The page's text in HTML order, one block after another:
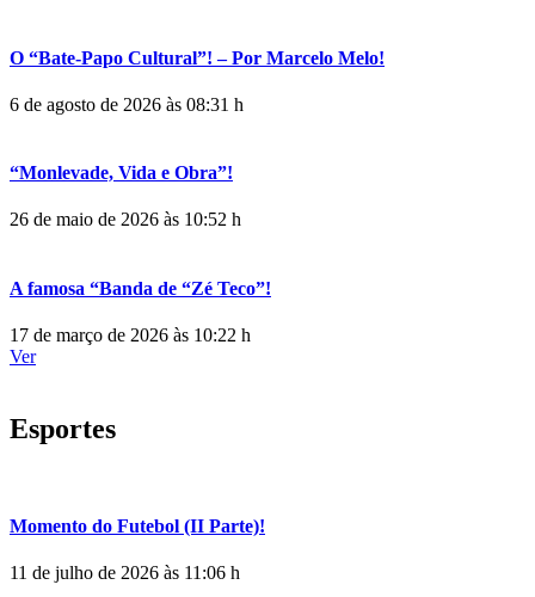
O “Bate-Papo Cultural”! – Por Marcelo Melo!
6 de agosto de 2026 às 08:31 h
“Monlevade, Vida e Obra”!
26 de maio de 2026 às 10:52 h
A famosa “Banda de “Zé Teco”!
17 de março de 2026 às 10:22 h
Ver
Esportes
Momento do Futebol (II Parte)!
11 de julho de 2026 às 11:06 h